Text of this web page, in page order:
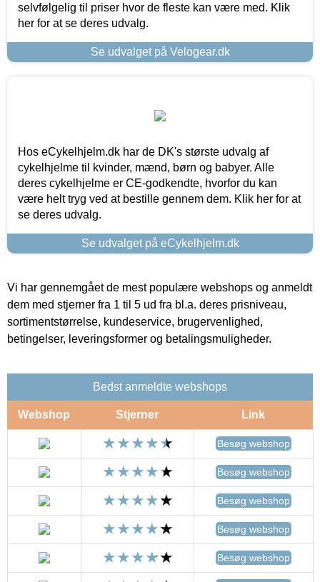
selvfølgelig til priser hvor de fleste kan være med. Klik
her for at se deres udvalg.
Se udvalget på Velogear.dk
Hos eCykelhjelm.dk har de DK's største udvalg af
cykelhjelme til kvinder, mænd, børn og babyer. Alle
deres cykelhjelme er CE-godkendte, hvorfor du kan
være helt tryg ved at bestille gennem dem. Klik her for at
se deres udvalg.
Se udvalget på eCykelhjelm.dk
Vi har gennemgået de mest populære webshops og anmeldt
dem med stjerner fra 1 til 5 ud fra bl.a. deres prisniveau,
sortimentstørrelse, kundeservice, brugervenlighed,
betingelser, leveringsformer og betalingsmuligheder.
Bedst anmeldte webshops
Webshop Stjerner Link
Besøg webshop
Besøg webshop
Besøg webshop
Besøg webshop
Besøg webshop